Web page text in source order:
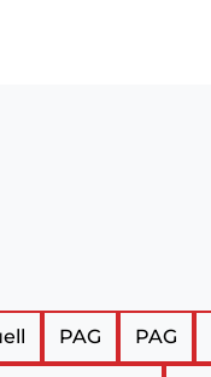
PAG PAG